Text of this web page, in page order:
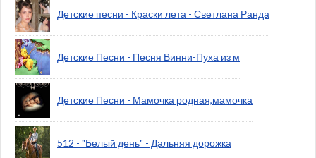
Детские песни - Краски лета - Светлана Ранда
Детские Песни - Песня Винни-Пуха из м
Детские Песни - Мамочка родная,мамочка
512 - "Белый день" - Дальняя дорожка